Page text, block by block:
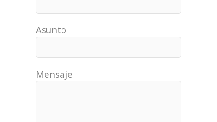
Asunto
Mensaje